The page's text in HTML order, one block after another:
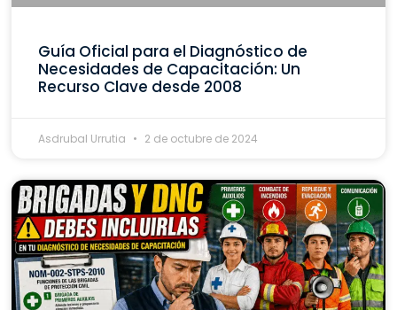
Guía Oficial para el Diagnóstico de
Necesidades de Capacitación: Un
Recurso Clave desde 2008
Asdrubal Urrutia 2 de octubre de 2024